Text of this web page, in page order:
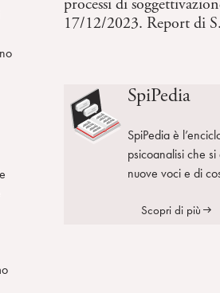
processi di
17/12/2023. Report di
SpiPedia
SpiPedia è
psicoanalisi che
nuove voci e di
Scopri di più